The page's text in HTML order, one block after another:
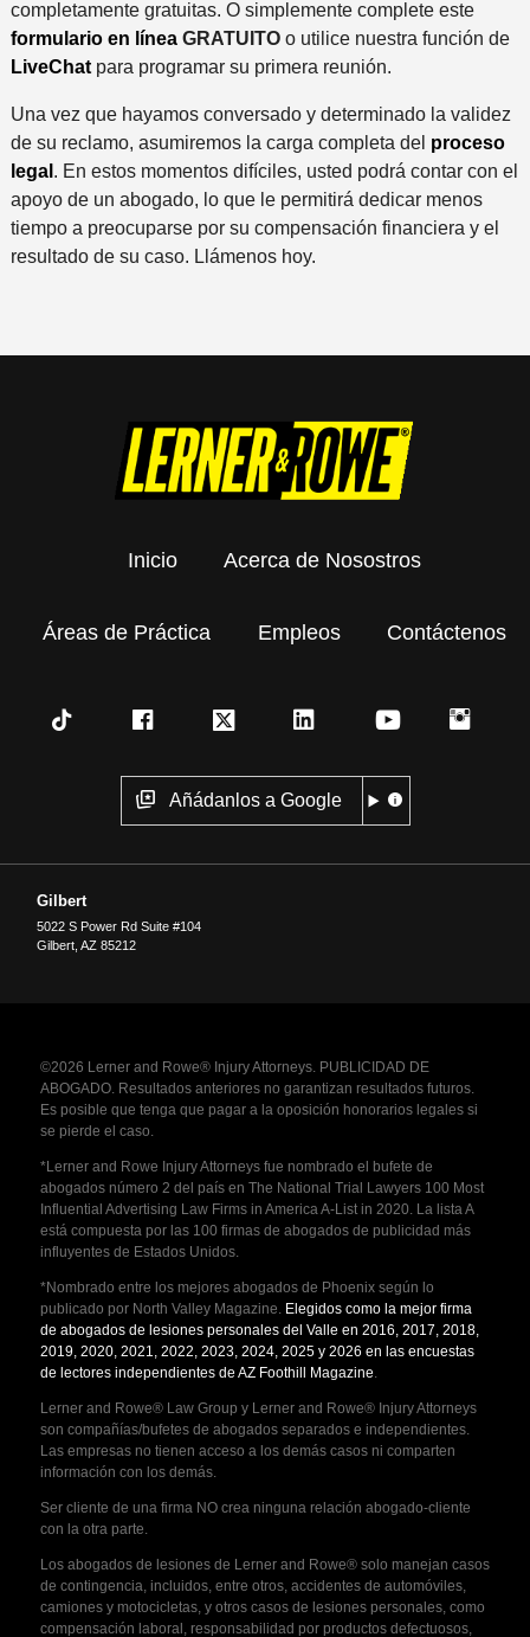
completamente gratuitas. O simplemente complete este
formulario en líneaGRATUITOo utilice nuestra función de
LiveChatpara programar su primera reunión.
Una vez que hayamos conversado y determinado la validez
de su reclamo, asumiremos la carga completa del proceso
legal . En estos momentos difíciles, usted podrá contar con el
apoyo de un abogado, lo que le permitirá dedicar menos
tiempo a preocuparse por su compensación financiera y el
resultado de su caso. Llámenos hoy.
Inicio Acerca de Nosostros
Áreas de Práctica Empleos Contáctenos
Añádanlos a Google
Gilbert
5022 S Power Rd Suite #104
Gilbert ,AZ 85212
©2026 Lerner and Rowe® Injury Attorneys. PUBLICIDAD DE
ABOGADO. Resultados anteriores no garantizan resultados futuros.
Es posible que tenga que pagar a la oposición honorarios legales si
se pierde el caso.
*Lerner and Rowe Injury Attorneys fue nombrado el bufete de
abogados número 2 del país en The National Trial Lawyers 100 Most
Influential Advertising Law Firms in America A-List in 2020. La lista A
está compuesta por las 100 firmas de abogados de publicidad más
influyentes de Estados Unidos.
*Nombrado entre los mejores abogados de Phoenix según lo
publicado por North Valley Magazine. Elegidos como la mejor firma
de abogados de lesiones personales del Valle en 2016, 2017, 2018,
2019, 2020, 2021, 2022, 2023, 2024, 2025 y 2026 en las encuestas
de lectores independientes de AZ Foothill Magazine
Lerner and Rowe® Law Group y Lerner and Rowe® Injury Attorneys
son compañías/bufetes de abogados separados e independientes.
Las empresas no tienen acceso a los demás casos ni comparten
información con los demás.
Ser cliente de una firma NO crea ninguna relación abogado-cliente
con la otra parte.
Los abogados de lesiones de Lerner and Rowe® solo manejan casos
de contingencia, incluidos, entre otros, accidentes de automóviles,
camiones y motocicletas, y otros casos de lesiones personales, como
compensación laboral, responsabilidad por productos defectuosos,